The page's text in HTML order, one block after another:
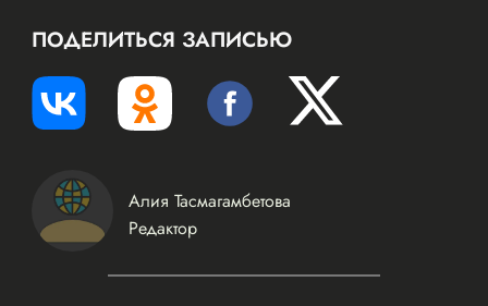
ПОДЕЛИТЬСЯ ЗАПИСЬЮ
Алия Тасмагамбетова
Редактор